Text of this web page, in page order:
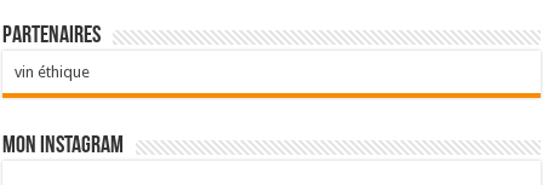
Partenaires
vin éthique
Mon Instagram